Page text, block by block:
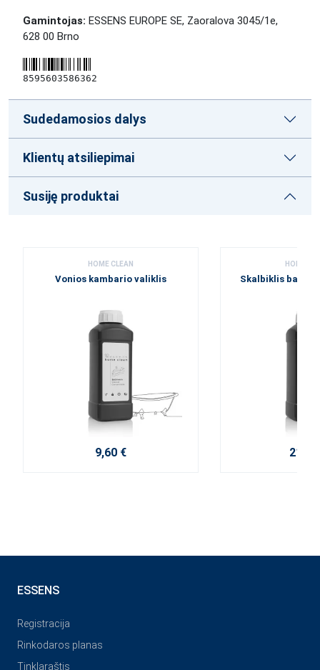
Gamintojas: ESSENS EUROPE SE, Zaoralova 3045/1e,
628 00 Brno
8595603586362
Sudedamosios dalys
Klientų atsiliepimai
Susiję produktai
HOME CLEAN
Vonios kambario valiklis
9,60 €
HOME
Skalbiklis
21,50
ESSENS
Registracija
Rinkodaros planas
Tinklaraštis